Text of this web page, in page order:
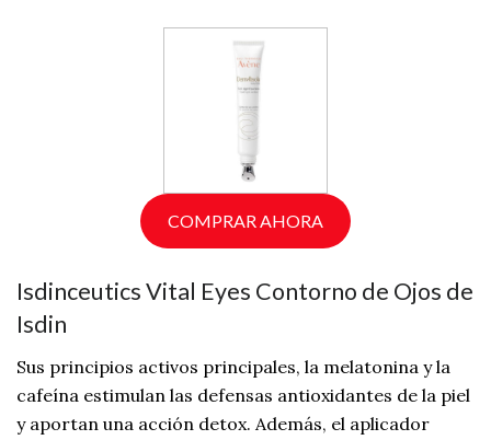
COMPRAR AHORA
Isdinceutics Vital Eyes Contorno de Ojos de
Isdin
Sus principios activos principales, la melatonina y la
cafeína estimulan las defensas antioxidantes de la piel
y aportan una acción detox. Además, el aplicador